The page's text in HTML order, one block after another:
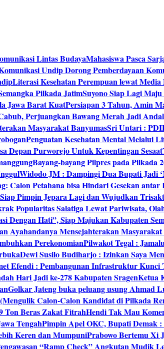
Lintas BudayaMahasiswa Pasca
Undip Dorong Pemberdayaan
Literasi Kesehatan Perempuan lewat
Pilkada JatimSuyono Siap Lagi
Jawa Barat KuatPersiapan 3 Tahun, Amin
Perjuangkan Bawang Merah Jadi
Masyarakat BanyumasSri Untari :
Penguatan Kesehatan Mental Melalui
Depan Purworejo Untuk Kepentingan Sesaat
Bayang-bayang Pilpres pada Pilkada
Widodo JM : Dampingi Dua Bupati Jadi
Calon Petahana bisa Hindari Gesekan
Pimpin Jepara Lagi dan Wujudkan
Popularitas Salatiga Lewat Pariwisata,
Dengan Hati”, Siap Majukan Kabupaten
Ayahandanya Mensejahterakan
PerekonomianPilwakot Tegal :
Dewi Susilo Budiharjo : Izinkan Saya
Efendi : Pembangunan Infrastruktur Kunci
Hari Jadi ke-278 Kabupaten SragenKetua
Golkar Jateng buka peluang usung Ahmad
Calon-Calon Kandidat di Pilkada
Ton Beras Zakat FitrahHendi Tak Mau
TengahPimpin Apel OKC, Bupati Demak
Keren dan MumpuniPrabowo Bertemu Xi
“Ramp Check” Angkutan Mudik